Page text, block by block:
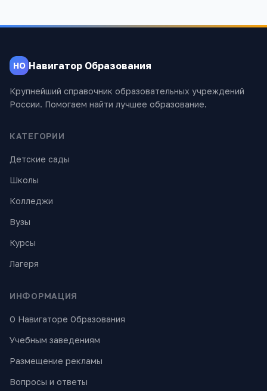
НО Навигатор Образования
Крупнейший справочник образовательных учреждений
России. Помогаем найти лучшее образование.
КАТЕГОРИИ
Детские сады
Школы
Колледжи
Вузы
Курсы
Лагеря
ИНФОРМАЦИЯ
О Навигаторе Образования
Учебным заведениям
Размещение рекламы
Вопросы и ответы